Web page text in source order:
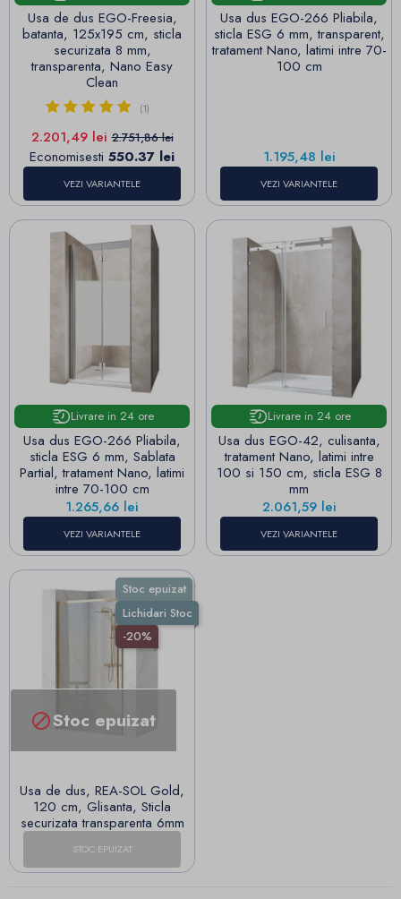
Usa de dus EGO-Freesia,
batanta, 125x195 cm, sticla
securizata 8 mm,
transparenta, Nano Easy
Clean
(1)
Pret
2.201,49 leiPret de baza
2.751,86 lei
Economisesti 550.37 lei
VEZI VARIANTELE
Usa dus EGO-266 Pliabila,
sticla ESG 6 mm, transparent,
tratament Nano, latimi intre 70-
100 cm
Pret
1.195,48 lei
VEZI VARIANTELE
Livrare in 24 ore
Usa dus EGO-266 Pliabila,
sticla ESG 6 mm, Sablata
Partial, tratament Nano, latimi
intre 70-100 cm
Pret
1.265,66 lei
VEZI VARIANTELE
Livrare in 24 ore
Usa dus EGO-42, culisanta,
tratament Nano, latimi intre
100 si 150 cm, sticla ESG 8
mm
Pret
2.061,59 lei
VEZI VARIANTELE
Stoc epuizat
Lichidari Stoc
-20%
Stoc epuizat
Usa de dus, REA-SOL Gold,
120 cm, Glisanta, Sticla
securizata transparenta 6mm
STOC EPUIZAT